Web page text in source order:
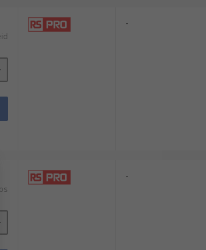
-
-